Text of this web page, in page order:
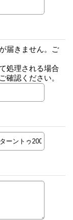
届きません。ご
処理される場合
確認ください。